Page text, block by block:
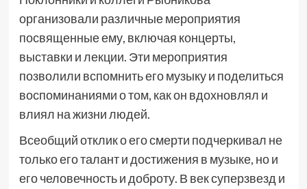
организовали различные мероприятия
посвященные ему, включая концерты,
выставки и лекции. Эти мероприятия
позволили вспомнить его музыку и поделиться
воспоминаниями о том, как он вдохновлял и
влиял на жизни людей.
Всеобщий отклик о его смерти подчеркивал не
только его талант и достижения в музыке, но и
его человечность и доброту. В век суперзвезд и